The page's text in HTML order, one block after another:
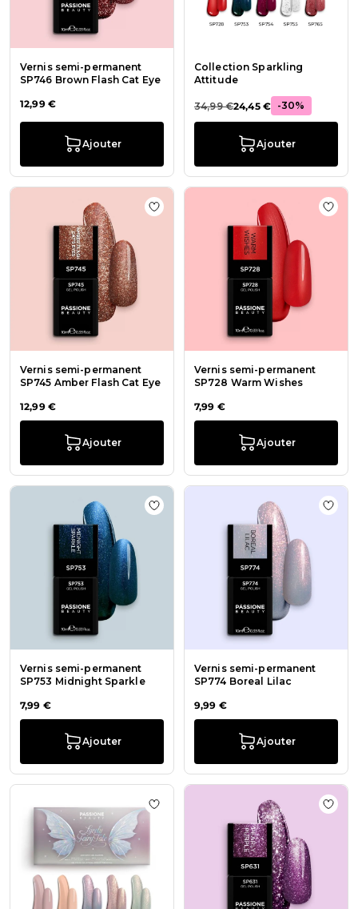
Vernis semi-permanent
SP746 Brown Flash Cat Eye
12,99 €
Ajouter
Collection Sparkling
Attitude
34,99 €24,45 € -30%
Ajouter
Vernis semi-permanent
SP745 Amber Flash Cat Eye
12,99 €
Ajouter
Ajouter à la liste de souhaits Vernis
Vernis semi-permanent
SP728 Warm Wishes
7,99 €
Ajouter
Vernis semi-permanent
SP753 Midnight Sparkle
7,99 €
Ajouter
Ajouter à la liste de souhaits
Vernis semi-permanent
SP774 Boreal Lilac
9,99 €
Ajouter
Ajouter à la liste de souhaits